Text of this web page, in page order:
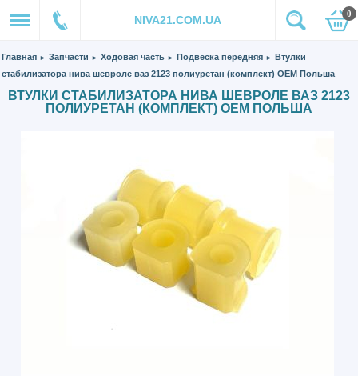
NIVA21.COM.UA 0
Главная ► Запчасти ► Ходовая часть ► Подвеска передняя ► Втулки
стабилизатора нива шевроле ваз 2123 полиуретан (комплект) ОЕМ Польша
ВТУЛКИ СТАБИЛИЗАТОРА НИВА ШЕВРОЛЕ ВАЗ 2123
ПОЛИУРЕТАН (КОМПЛЕКТ) ОЕМ ПОЛЬША